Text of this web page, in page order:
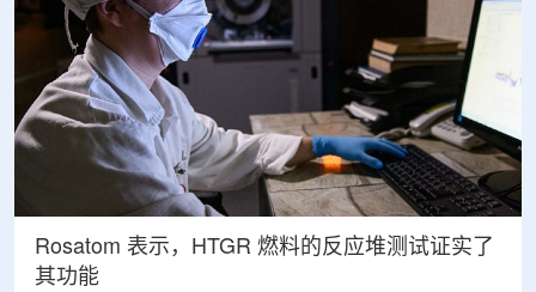
Rosatom 表示，HTGR 燃料的反应堆测试证实了
其功能